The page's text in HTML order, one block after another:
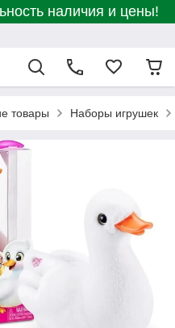
наличия и цены!
товары Наборы игрушек